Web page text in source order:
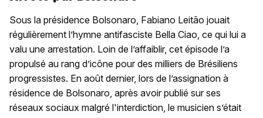
Sous la présidence Bolsonaro, Fabiano Leitão jouait
régulièrement l’hymne antifasciste Bella Ciao, ce qui lui a
valu une arrestation. Loin de l’affaiblir, cet épisode l’a
propulsé au rang d’icône pour des milliers de Brésiliens
progressistes. En août dernier, lors de l’assignation à
résidence de Bolsonaro, après avoir publié sur ses
réseaux sociaux malgré l'interdiction, le musicien s’était